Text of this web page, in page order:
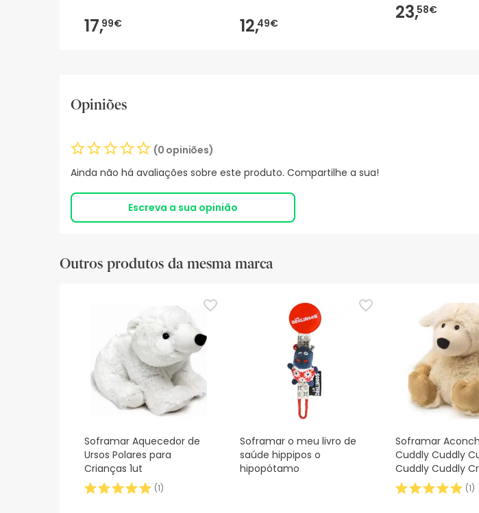
17,99€ 12,49€ 23,58€
Opiniões
(0 opiniões)
Ainda não há avaliações sobre este produto. Compartilhe a sua!
Escreva a sua opinião
Outros produtos da mesma marca
Soframar Aquecedor de
Ursos Polares para
Crianças 1ut
(1)
Soframar o meu livro de
saúde hippipos o
hipopótamo
Soframar Aconchegante
Cuddly Cuddly
Cuddly Cuddly
Ovelha
(1)